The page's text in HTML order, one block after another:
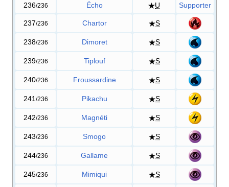
236/236 Écho U Supporter
237/236 Chartor S
238/236 Dimoret S
239/236 Tiplouf S
240/236 Froussardine S
241 /236 Pikachu S
242/236 Magnéti S
243/236 Smogo S
244/236 Gallame S
245/236 Mimiqui S